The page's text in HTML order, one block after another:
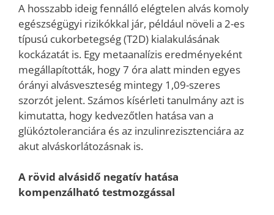
A hosszabb ideig fennálló elégtelen alvás komoly
egészségügyi rizikókkal jár, például növeli a 2-es
típusú cukorbetegség (T2D) kialakulásának
kockázatát is. Egy metaanalízis eredményeként
megállapították, hogy 7 óra alatt minden egyes
órányi alvásveszteség mintegy 1,09-szeres
szorzót jelent. Számos kísérleti tanulmány azt is
kimutatta, hogy kedvezőtlen hatása van a
glükóztoleranciára és az inzulinrezisztenciára az
akut alváskorlátozásnak is.
A rövid alvásidő negatív hatása
kompenzálható testmozgással